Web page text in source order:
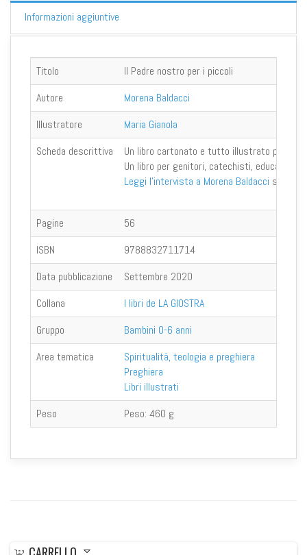
Informazioni aggiuntive
Titolo
Il Padre nostro per i piccoli
Autore
Morena Baldacci
Illustratore
Maria Gianola
Scheda descrittiva
Un libro cartonato e tutto illustrato per il
Un libro per genitori, catechisti, educatori,
Leggi l'intervista a Morena Baldacci su
Pagine
56
ISBN
9788832711714
Data pubblicazione
Settembre 2020
Collana
I libri de LA GIOSTRA
Gruppo
Bambini 0-6 anni
Area tematica
Spiritualità, teologia e preghiera
Preghiera
Libri illustrati
Peso
Peso: 460 g